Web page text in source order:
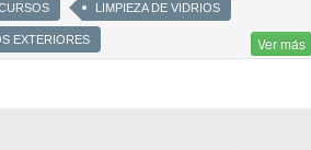
LIMPIEZA DE VIDRIOS
EXTERIORES Ver más